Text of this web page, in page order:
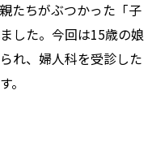
たちがぶつかった「子
した。今回は15歳の娘
れ、婦人科を受診した
。